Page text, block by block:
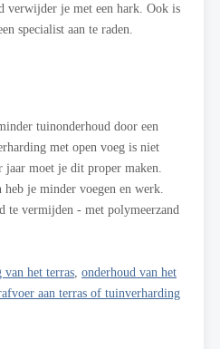
verwijder je met een hark. Ook is
specialist aan te raden.
tuinonderhoud door een
met open voeg is niet
moet je dit proper maken.
heb je minder voegen en werk.
te vermijden - met polymeerzand
van het terras onderhoud van het
aan terras of tuinverharding